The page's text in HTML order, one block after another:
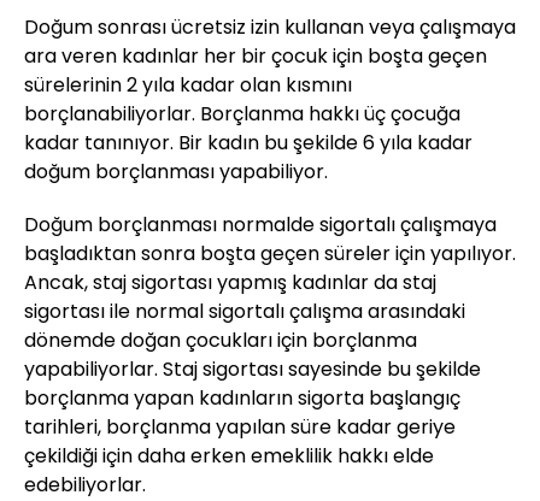
Doğum sonrası ücretsiz izin kullanan veya çalışmaya
ara veren kadınlar her bir çocuk için boşta geçen
sürelerinin 2 yıla kadar olan kısmını
borçlanabiliyorlar. Borçlanma hakkı üç çocuğa
kadar tanınıyor. Bir kadın bu şekilde 6 yıla kadar
doğum borçlanması yapabiliyor.
Doğum borçlanması normalde sigortalı çalışmaya
başladıktan sonra boşta geçen süreler için yapılıyor.
Ancak, staj sigortası yapmış kadınlar da staj
sigortası ile normal sigortalı çalışma arasındaki
dönemde doğan çocukları için borçlanma
yapabiliyorlar. Staj sigortası sayesinde bu şekilde
borçlanma yapan kadınların sigorta başlangıç
tarihleri, borçlanma yapılan süre kadar geriye
çekildiği için daha erken emeklilik hakkı elde
edebiliyorlar.